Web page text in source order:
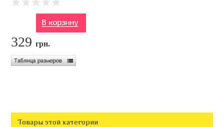
329грн.
Товары этой категории